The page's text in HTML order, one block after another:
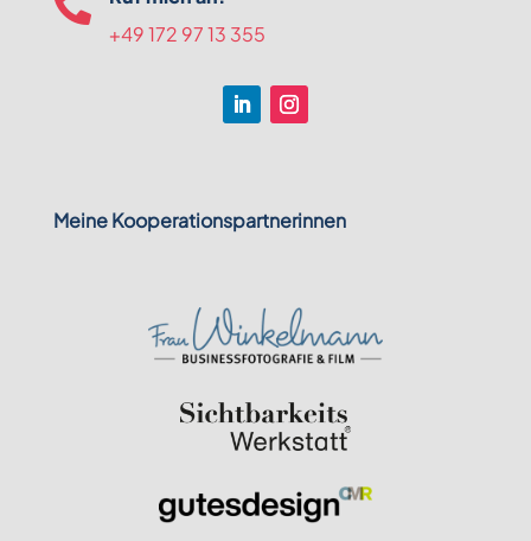
+49 172 97 13 355
Meine Kooperationspartnerinnen